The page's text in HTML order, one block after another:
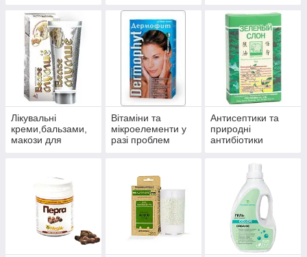
Лікувальні
креми,бальзами,
макози для
Вітаміни та
мікроелементи у
разі проблем
Антисептики та
природні
антибіотики